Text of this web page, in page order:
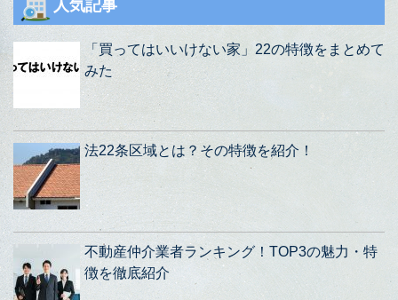
人気記事
「買ってはいいけない家」22の特徴をまとめて
みた
法22条区域とは？その特徴を紹介！
不動産仲介業者ランキング！TOP3の魅力・特
徴を徹底紹介